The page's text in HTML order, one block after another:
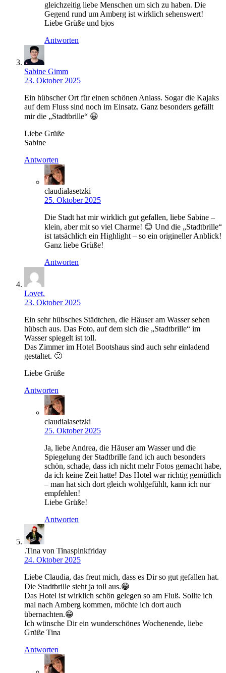
gleichzeitig liebe Menschen um sich zu haben. Die
Gegend rund um Amberg ist wirklich sehenswert!
Liebe Grüße und bjos
Antworten
Sabine Gimm
23. Oktober 2025
Ein hübscher Ort für einen schönen Anlass. Sogar die Kajaks
auf dem Fluss sind noch im Einsatz. Ganz besonders gefällt
mir die „Stadtbrille“ 😀
Liebe Grüße
Sabine
Antworten
claudialasetzki
25. Oktober 2025
Die Stadt hat mir wirklich gut gefallen, liebe Sabine –
klein, aber mit so viel Charme! 😊 Und die „Stadtbrille“
ist tatsächlich ein Highlight – so ein origineller Anblick!
Ganz liebe Grüße!
Antworten
Lovet.
23. Oktober 2025
Ein sehr hübsches Städtchen, die Häuser am Wasser sehen
hübsch aus. Das Foto, auf dem sich die „Stadtbrille“ im
Wasser spiegelt ist toll.
Das Zimmer im Hotel Bootshaus sind auch sehr einladend
gestaltet. 🙂
Liebe Grüße
Antworten
claudialasetzki
25. Oktober 2025
Ja, liebe Andrea, die Häuser am Wasser und die
Spiegelung der Stadtbrille fand ich auch besonders
schön, schade, dass ich nicht mehr Fotos gemacht habe,
da ich keine Zeit hatte! Das Hotel war richtig gemütlich
– man hat sich dort gleich wohlgefühlt, kann ich nur
empfehlen!
Liebe Grüße!
Antworten
.Tina von Tinaspinkfriday
24. Oktober 2025
Liebe Claudia, das freut mich, dass es Dir so gut gefallen hat.
Die Stadtbrille sieht ja toll aus.😁
Das Hotel ist wirklich schön gelegen so am Fluß. Sollte ich
mal nach Amberg kommen, möchte ich dort auch
übernachten.😁
Ich wünsche Dir ein wunderschönes Wochenende, liebe
Grüße Tina
Antworten